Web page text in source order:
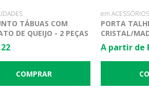
TÁBUAS COM
DE QUEIJO - 2 PEÇAS
em
PORTA
CRISTAL/
WOODART
A partir de